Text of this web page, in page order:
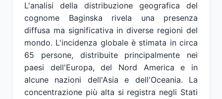
L'analisi della distribuzione geografica del
cognome Baginska rivela una presenza
diffusa ma significativa in diverse regioni del
mondo. L'incidenza globale è stimata in circa
65 persone, distribuite principalmente nei
paesi dell'Europa, del Nord America e in
alcune nazioni dell'Asia e dell'Oceania. La
concentrazione più alta si registra negli Stati